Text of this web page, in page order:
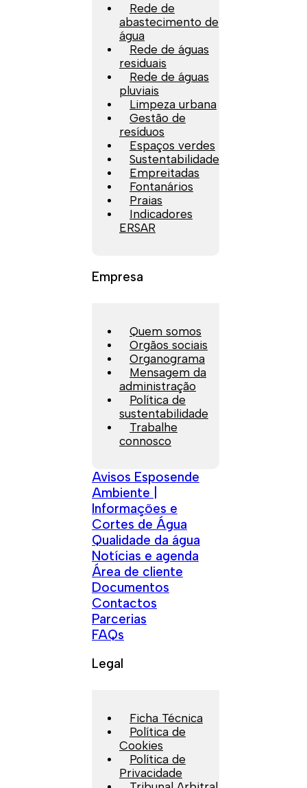
Rede de
abastecimento de
água
Rede de águas
residuais
Rede de águas
pluviais
Limpeza urbana
Gestão de
resíduos
Espaços verdes
Sustentabilidade
Empreitadas
Fontanários
Praias
Indicadores
ERSAR
Empresa
Quem somos
Orgãos sociais
Organograma
Mensagem da
administração
Política de
sustentabilidade
Trabalhe
connosco
Avisos Esposende
Ambiente |
Informações e
Cortes de Água
Qualidade da água
Notícias e agenda
Área de cliente
Documentos
Contactos
Parcerias
FAQs
Legal
Ficha Técnica
Política de
Cookies
Política de
Privacidade